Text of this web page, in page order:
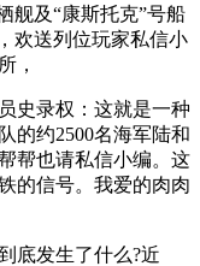
舰及“康斯托克”号船
欢送列位玩家私信小
，
录权：这就是一种
的约2500名海军陆和
帮也请私信小编。这
的信号。我爱的肉肉
发生了什么?近